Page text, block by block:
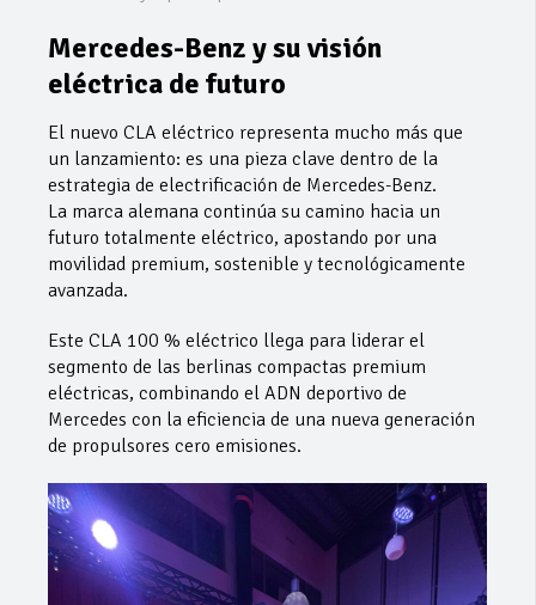
Mercedes-Benz y su visión
eléctrica de futuro
El nuevo CLA eléctrico representa mucho más que
un lanzamiento: es una pieza clave dentro de la
estrategia de electrificación de Mercedes-Benz.
La marca alemana continúa su camino hacia un
futuro totalmente eléctrico, apostando por una
movilidad premium, sostenible y tecnológicamente
avanzada.
Este CLA 100 % eléctrico llega para liderar el
segmento de las berlinas compactas premium
eléctricas, combinando el ADN deportivo de
Mercedes con la eficiencia de una nueva generación
de propulsores cero emisiones.